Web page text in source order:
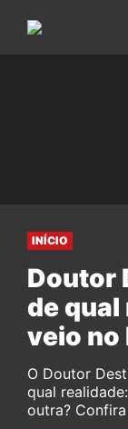
INÍCIO
Doutor
de qual
veio no
O Doutor
qual
outra?